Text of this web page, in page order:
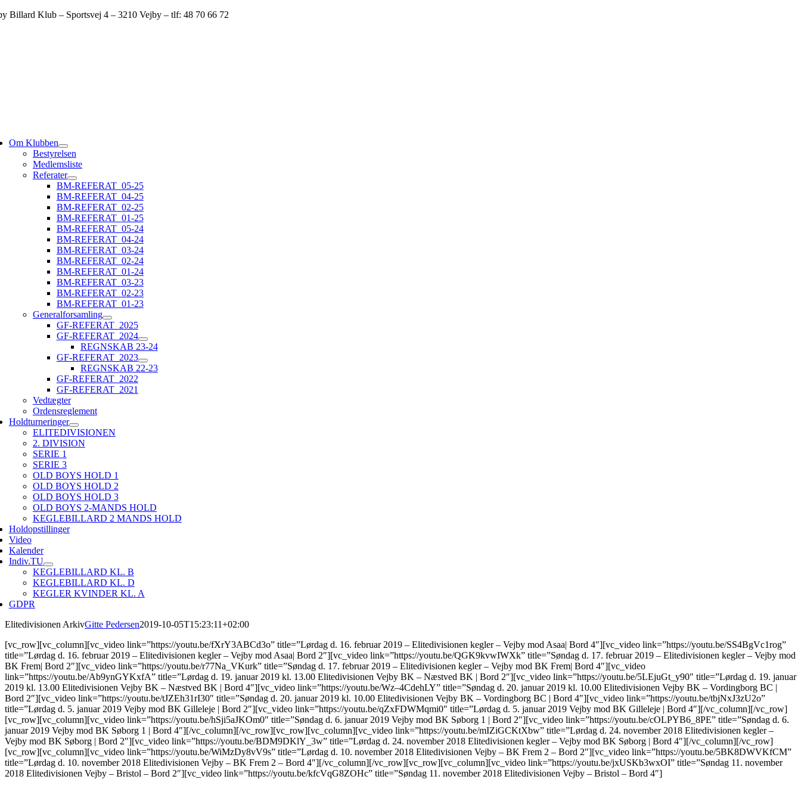
Skip
Billard Klub – Sportsvej 4 – 3210 Vejby – tlf: 48 70 66 72
Om Klubben
Bestyrelsen
Medlemsliste
Referater
BM-REFERAT_05-25
BM-REFERAT_04-25
BM-REFERAT_02-25
BM-REFERAT_01-25
BM-REFERAT_05-24
BM-REFERAT_04-24
BM-REFERAT_03-24
BM-REFERAT_02-24
BM-REFERAT_01-24
BM-REFERAT_03-23
BM-REFERAT_02-23
BM-REFERAT_01-23
Generalforsamling
GF-REFERAT_2025
GF-REFERAT_2024
REGNSKAB 23-24
GF-REFERAT_2023
REGNSKAB 22-23
GF-REFERAT_2022
GF-REFERAT_2021
Vedtægter
Ordensreglement
Holdturneringer
ELITEDIVISIONEN
2. DIVISION
SERIE 1
SERIE 3
OLD BOYS HOLD 1
OLD BOYS HOLD 2
OLD BOYS HOLD 3
OLD BOYS 2-MANDS HOLD
KEGLEBILLARD 2 MANDS HOLD
Holdopstillinger
Video
Kalender
Indiv.TU
KEGLEBILLARD KL. B
KEGLEBILLARD KL. D
KEGLER KVINDER KL. A
GDPR
Elitedivisionen ArkivGitte Pedersen2019-10-05T15:23:11+02:00
[vc_row][vc_column][vc_video link=”https://youtu.be/fXrY3ABCd3o” title=”Lørdag d. 16. februar 2019 – Elitedivisionen kegler – Vejby mod Asaa| Bord 4″][vc_video link=”https://youtu.be/SS4BgVc1rog”
title=”Lørdag d. 16. februar 2019 – Elitedivisionen kegler – Vejby mod Asaa| Bord 2″][vc_video link=”https://youtu.be/QGK9kvwIWXk” title=”Søndag d. 17. februar 2019 – Elitedivisionen kegler – Vejby mod
BK Frem| Bord 2″][vc_video link=”https://youtu.be/r77Na_VKurk” title=”Søndag d. 17. februar 2019 – Elitedivisionen kegler – Vejby mod BK Frem| Bord 4″][vc_video
link=”https://youtu.be/Ab9ynGYKxfA” title=”Lørdag d. 19. januar 2019 kl. 13.00 Elitedivisionen Vejby BK – Næstved BK | Bord 2″][vc_video link=”https://youtu.be/5LEjuGt_y90″ title=”Lørdag d. 19. januar
2019 kl. 13.00 Elitedivisionen Vejby BK – Næstved BK | Bord 4″][vc_video link=”https://youtu.be/Wz–4CdehLY” title=”Søndag d. 20. januar 2019 kl. 10.00 Elitedivisionen Vejby BK – Vordingborg BC |
Bord 2″][vc_video link=”https://youtu.be/tJZEh31rI30″ title=”Søndag d. 20. januar 2019 kl. 10.00 Elitedivisionen Vejby BK – Vordingborg BC | Bord 4″][vc_video link=”https://youtu.be/tbjNxJ3zU2o”
title=”Lørdag d. 5. januar 2019 Vejby mod BK Gilleleje | Bord 2″][vc_video link=”https://youtu.be/qZxFDWMqmi0″ title=”Lørdag d. 5. januar 2019 Vejby mod BK Gilleleje | Bord 4″][/vc_column][/vc_row]
[vc_row][vc_column][vc_video link=”https://youtu.be/hSji5aJKOm0″ title=”Søndag d. 6. januar 2019 Vejby mod BK Søborg 1 | Bord 2″][vc_video link=”https://youtu.be/cOLPYB6_8PE” title=”Søndag d. 6.
januar 2019 Vejby mod BK Søborg 1 | Bord 4″][/vc_column][/vc_row][vc_row][vc_column][vc_video link=”https://youtu.be/mIZiGCKtXbw” title=”Lørdag d. 24. november 2018 Elitedivisionen kegler –
Vejby mod BK Søborg | Bord 2″][vc_video link=”https://youtu.be/BDM9DKlY_3w” title=”Lørdag d. 24. november 2018 Elitedivisionen kegler – Vejby mod BK Søborg | Bord 4″][/vc_column][/vc_row]
[vc_row][vc_column][vc_video link=”https://youtu.be/WiMzDy8vV9s” title=”Lørdag d. 10. november 2018 Elitedivisionen Vejby – BK Frem 2 – Bord 2″][vc_video link=”https://youtu.be/5BK8DWVKfCM”
title=”Lørdag d. 10. november 2018 Elitedivisionen Vejby – BK Frem 2 – Bord 4″][/vc_column][/vc_row][vc_row][vc_column][vc_video link=”https://youtu.be/jxUSKb3wxOI” title=”Søndag 11. november
2018 Elitedivisionen Vejby – Bristol – Bord 2″][vc_video link=”https://youtu.be/kfcVqG8ZOHc” title=”Søndag 11. november 2018 Elitedivisionen Vejby – Bristol – Bord 4″]